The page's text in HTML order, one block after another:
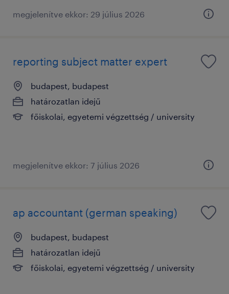
megjelenítve ekkor: 29 július 2026
reporting subject matter expert
budapest, budapest
határozatlan idejű
főiskolai, egyetemi végzettség / university
megjelenítve ekkor: 7 július 2026
ap accountant (german speaking)
budapest, budapest
határozatlan idejű
főiskolai, egyetemi végzettség / university